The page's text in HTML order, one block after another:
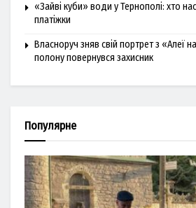
«Зайві куби» води у Тернополі: хто
платіжки
Власноруч зняв свій портрет з «Алеї
полону повернувся захисник
Популярне